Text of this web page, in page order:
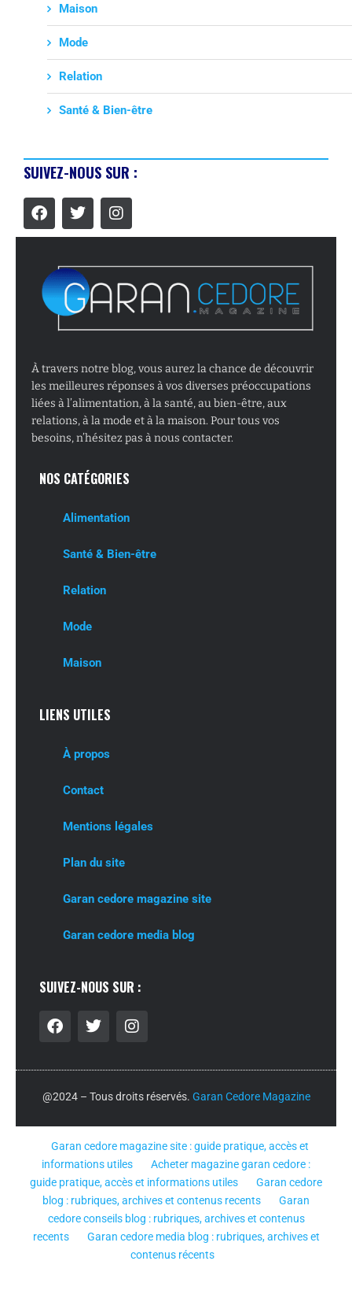
Maison
Mode
Relation
Santé & Bien-être
SUIVEZ-NOUS SUR :
À travers notre blog, vous aurez la chance de découvrir
les meilleures réponses à vos diverses préoccupations
liées à l’alimentation, à la santé, au bien-être, aux
relations, à la mode et à la maison. Pour tous vos
besoins, n’hésitez pas à nous contacter.
NOS CATÉGORIES
Alimentation
Santé & Bien-être
Relation
Mode
Maison
LIENS UTILES
À propos
Contact
Mentions légales
Plan du site
Garan cedore magazine site
Garan cedore media blog
SUIVEZ-NOUS SUR :
@2024 – Tous droits réservés. Garan Cedore Magazine
Garan cedore magazine site : guide pratique, accès et
informations utiles
Acheter magazine garan cedore :
guide pratique, accès et informations utiles
Garan cedore
blog : rubriques, archives et contenus recents
Garan
cedore conseils blog : rubriques, archives et contenus
recents
Garan cedore media blog : rubriques, archives et
contenus récents